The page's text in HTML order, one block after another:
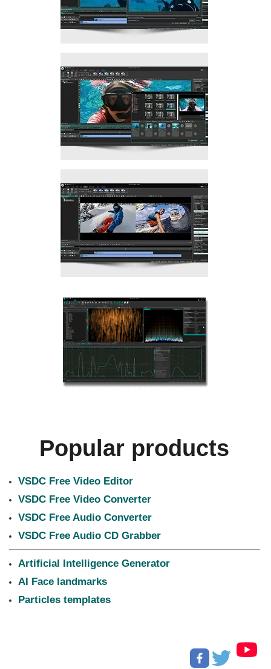
Popular products
VSDC Free Video Editor
VSDC Free Video Converter
VSDC Free Audio Converter
VSDC Free Audio CD Grabber
Artificial Intelligence Generator
AI Face landmarks
Particles templates